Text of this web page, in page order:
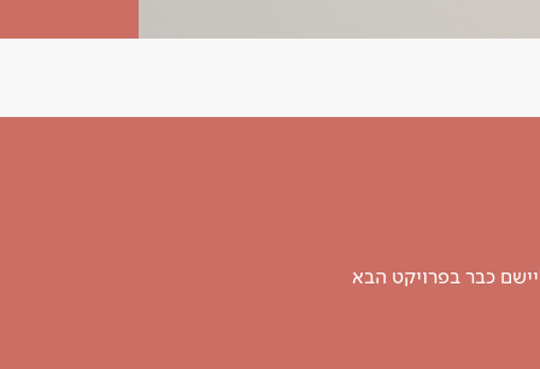
כבר בפרויקט הבא